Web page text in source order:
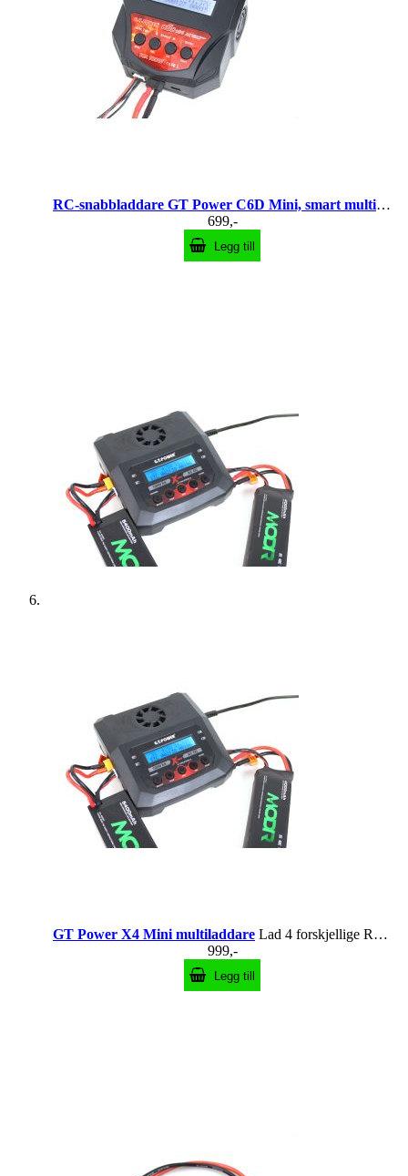
RC-snabbladdare GT Power C6D Mini, smart multiladdare
699,-
Legg till
GT Power X4 Mini multiladdare Lad 4 forskjellige RC-batterier samtidig!
999,-
Legg till